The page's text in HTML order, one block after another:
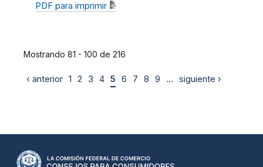
PDF para imprimir
Mostrando 81 - 100 de 216
‹ anterior 1 2 3 4 5 6 7 8 9 … siguiente ›